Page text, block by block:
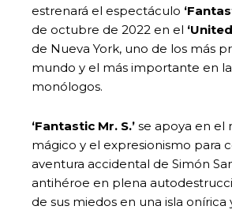
estrenará el espectáculo
de octubre de 2022 en el
de Nueva York, uno de los más
mundo y el más importante en
monólogos.
‘Fantastic Mr. S.’ se apoya en el
mágico y el expresionismo para
aventura accidental de Simón
antihéroe en plena
de sus miedos en una isla onírica